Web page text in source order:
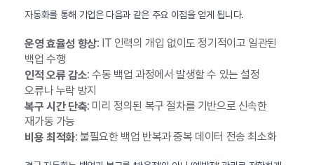
자동화를 통해 기업은 다음과 같은 주요 이점을 얻게 됩니다.
운영 효율성 향상: IT 인력의 개입 없이도 정기적이고 일관된
백업 수행
인적 오류 감소: 수동 백업 과정에서 발생할 수 있는 설정
오류나 누락 방지
복구 시간 단축: 미리 정의된 복구 절차를 기반으로 신속한
재가동 가능
비용 최적화: 불필요한 백업 반복과 중복 데이터 전송 최소화